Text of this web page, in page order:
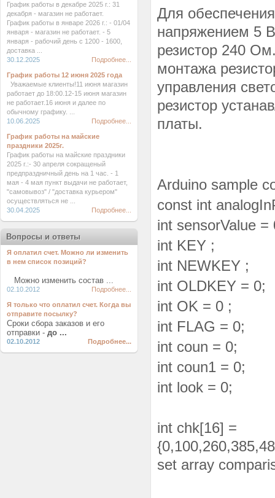
Для
напряжением 5
резистор 240
монтажа
управления
резистор
платы.
Arduino sample
const int
int
int KEY ;
int NEWKEY ;
int OLDKEY = 0;
int OK = 0 ;
int FLAG = 0;
int coun = 0;
int coun1 = 0;
int look = 0;
int chk[16] =
set array
График работы в декабре 2025 г.: 31
декабря - магазин не работает.
График работы в январе 2026 г.: - 01/04
января - магазин не работает. - 5
января - рабочий день с 1200 - 1600,
доставка ...
30.12.2025
Подробнее...
График работы 12 июня 2025 года
Уважаемые клиенты!11 июня магазин
работает до 18:00.12-15 июня магазин
не работает.16 июня и далее по
обычному графику. ...
10.06.2025
Подробнее...
График работы на майские
праздники 2025г.
График работы на майские праздники
2025 г.:- 30 апреля сокращеный
предпраздничный день на 1 час. - 1
мая - 4 мая пункт выдачи не работает,
"самовывоз" / "доставка курьером"
осуществляться не ...
30.04.2025
Подробнее...
Вопросы и ответы
Я оплатил счет. Можно ли изменить
в нем список позиций?
Можно изменить состав ...
02.10.2012 Подробнее...
Я только что оплатил счет. Когда вы
отправите посылку?
Сроки сбора заказов и его
отправки - до ...
02.10.2012 Подробнее...